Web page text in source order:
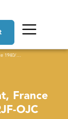
l'ARJF-OJC
France
OJC